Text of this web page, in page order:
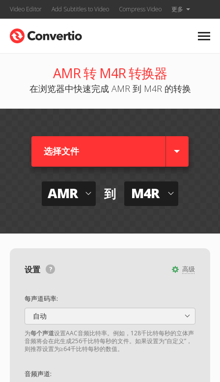
Video Editor Add Subtitles to Video Compress Video 更多
AMR 转 M4R 转换器
在浏览器中快速完成 AMR 到 M4R 的转换
选择文件
AMR 到 M4R
高级
设置
每声道码率:
自动
为每个声道设置AAC音频比特率。例如，128千比特每秒的立体声
音频将会在此生成256千比特每秒的文件。如果设置为“自定义”，
则推荐设置为≥64千比特每秒的数值。
音频声道: